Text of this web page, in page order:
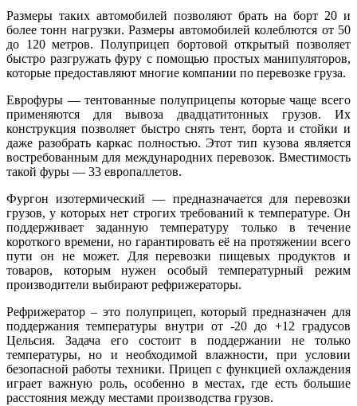
Размеры таких автомобилей позволяют брать на борт 20 и
более тонн нагрузки. Размеры автомобилей колеблются от 50
до 120 метров. Полуприцеп бортовой открытый позволяет
быстро разгружать фуру с помощью простых манипуляторов,
которые предоставляют многие компании по перевозке груза.
Еврофуры — тентованные полуприцепы которые чаще всего
применяются для вывоза двадцатитонных грузов. Их
конструкция позволяет быстро снять тент, борта и стойки и
даже разобрать каркас полностью. Этот тип кузова является
востребованным для международних перевозок. Вместимость
такой фуры — 33 европаллетов.
Фургон изотермический — предназначается для перевозки
грузов, у которых нет строгих требований к температуре. Он
поддерживает заданную температуру только в течение
короткого времени, но гарантировать её на протяжении всего
пути он не может. Для перевозки пищевых продуктов и
товаров, которым нужен особый температурный режим
производители выбирают рефрижераторы.
Рефрижератор – это полуприцеп, который предназначен для
поддержания температуры внутри от -20 до +12 градусов
Цельсия. Задача его состоит в поддержании не только
температуры, но и необходимой влажности, при условии
безопасной работы техники. Прицеп с функцией охлаждения
играет важную роль, особенно в местах, где есть большие
расстояния между местами производства грузов.